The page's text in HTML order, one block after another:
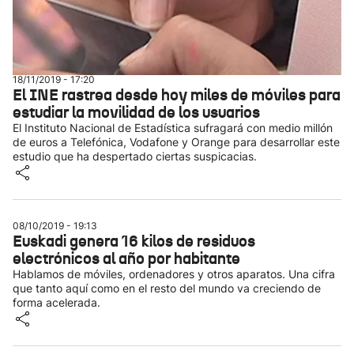
18/11/2019 - 17:20
El INE rastrea desde hoy miles de móviles para
estudiar la movilidad de los usuarios
El Instituto Nacional de Estadística sufragará con medio millón
de euros a Telefónica, Vodafone y Orange para desarrollar este
estudio que ha despertado ciertas suspicacias.
08/10/2019 - 19:13
Euskadi genera 16 kilos de residuos
electrónicos al año por habitante
Hablamos de móviles, ordenadores y otros aparatos. Una cifra
que tanto aquí como en el resto del mundo va creciendo de
forma acelerada.